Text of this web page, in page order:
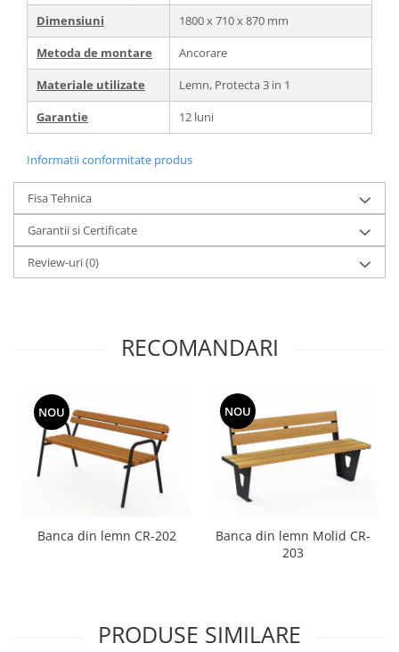
Dimensiuni
1800 x 710 x 870 mm
Metoda de montare
Ancorare
Materiale utilizate
Lemn, Protecta 3 in 1
Garantie
12 luni
Informatii conformitate produs
Fisa Tehnica
Garantii si Certificate
Review-uri(0)
RECOMANDARI
NOU
Banca din lemn CR-202
NOU
Banca din lemn Molid CR-
203
PRODUSE SIMILARE